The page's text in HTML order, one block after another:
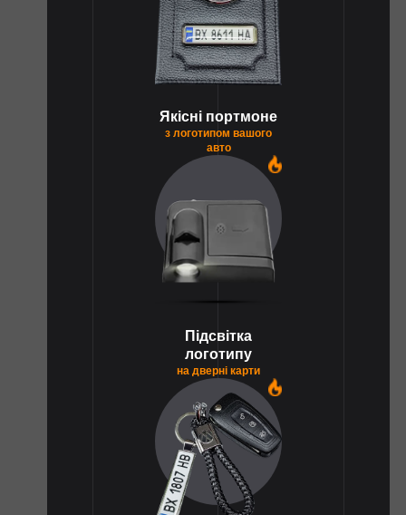
Якісні портмоне
з логотипом вашого
авто
Підсвітка
логотипу
на дверні карти